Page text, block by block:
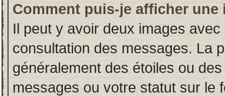
Comment puis-je afficher une
Il peut y avoir deux images
consultation des messages. La
généralement des étoiles ou
messages ou votre statut sur le